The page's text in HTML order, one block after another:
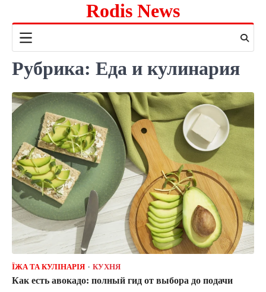
содержимому
Rodis News
Рубрика: Еда и кулинария
ЇЖА ТА КУЛІНАРІЯ КУХНЯ
Как есть авокадо: полный гид от выбора до подачи